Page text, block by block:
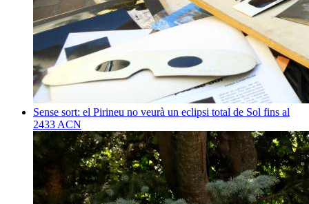
Sense sort: el Pirineu no veurà un eclipsi total de Sol fins al
2433 ACN